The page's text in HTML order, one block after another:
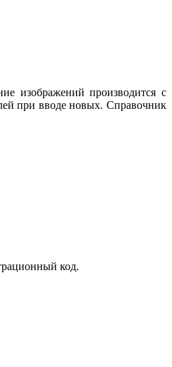
изображений производится с
при вводе новых. Справочник
код.